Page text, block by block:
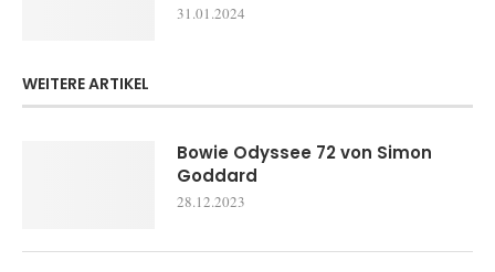
31.01.2024
WEITERE ARTIKEL
Bowie Odyssee 72 von Simon
Goddard
28.12.2023